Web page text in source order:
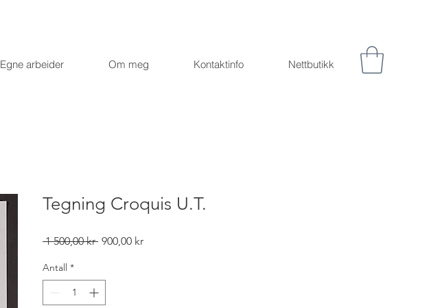
Egne arbeider Om meg Kontaktinfo Nettbutikk
Tegning Croquis U.T.
1 500,00 kr Vanlig
900,00 krSalgspris
Antall *